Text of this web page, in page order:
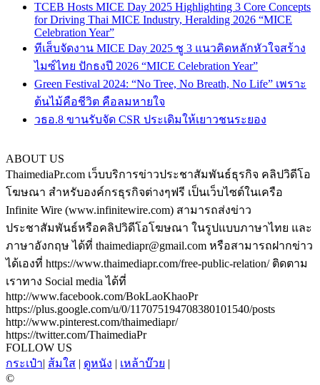
TCEB Hosts MICE Day 2025 Highlighting 3 Core Concepts
for Driving Thai MICE Industry, Heralding 2026 “MICE
Celebration Year”
ทีเส็บจัดงาน MICE Day 2025 ชู 3 แนวคิดหลักหัวใจสร้าง
ไมซ์ไทย ปักธงปี 2026 “MICE Celebration Year”
Green Festival 2024: “No Tree, No Breath, No Life” เพราะ
ต้นไม้คือชีวิต คือลมหายใจ
วธอ.8 ขานรับจัด CSR ประเดิมให้เยาวชนระยอง
ABOUT US
ThaimediaPr.com เว็บบริการข่าวประชาสัมพันธ์ธุรกิจ คลิปวิดีโอ
โฆษณา สำหรับองค์กรธุรกิจต่างๆฟรี เป็นเว็บไซต์ในเครือ
Infinite Wire (www.infinitewire.com) สามารถส่งข่าว
ประชาสัมพันธ์หรือคลิปวิดีโอโฆษณา ในรูปแบบภาษาไทย และ
ภาษาอังกฤษ ได้ที่ thaimediapr@gmail.com หรือสามารถฝากข่าว
ได้เองที่ https://www.thaimediapr.com/free-public-relation/ ติดตาม
เราทาง Social media ได้ที่
http://www.facebook.com/BokLaoKhaoPr
https://plus.google.com/u/0/117075194708380101540/posts
http://www.pinterest.com/thaimediapr/
https://twitter.com/ThaimediaPr
FOLLOW US
กระเป๋า| ส้มใส | ดูหนัง | เหล้าบ๊วย |
©